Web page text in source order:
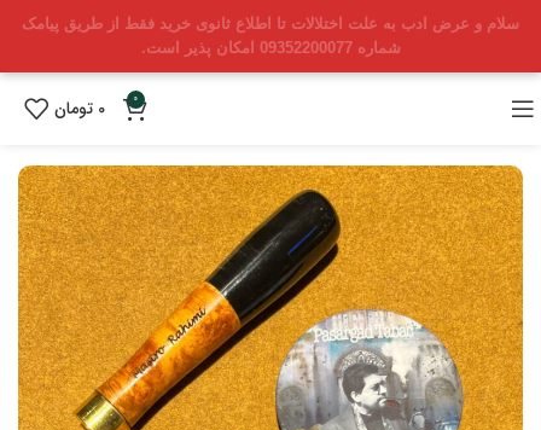
سلام و عرض ادب به علت اختلالات تا اطلاع ثانوی خرید فقط از طریق پیامک
شماره 09352200077 امکان پذیر است.
0
0 تومان